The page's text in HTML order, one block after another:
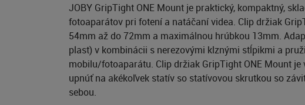
JOBY GripTight ONE Mount je praktický, kompaktný,
fotoaparátov pri fotení a natáčaní videa. Clip držiak
54mm až do 72mm a maximálnou hrúbkou 13mm.
plast) v kombinácii s nerezovými klznými stĺpikmi a
mobilu/fotoaparátu. Clip držiak GripTight ONE Mount
upnúť na akékoľvek statív so statívovou skrutkou so
sebou.